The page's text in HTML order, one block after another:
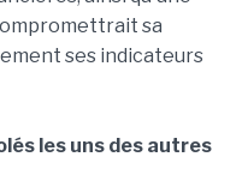
sa
ses indicateurs
les uns des autres